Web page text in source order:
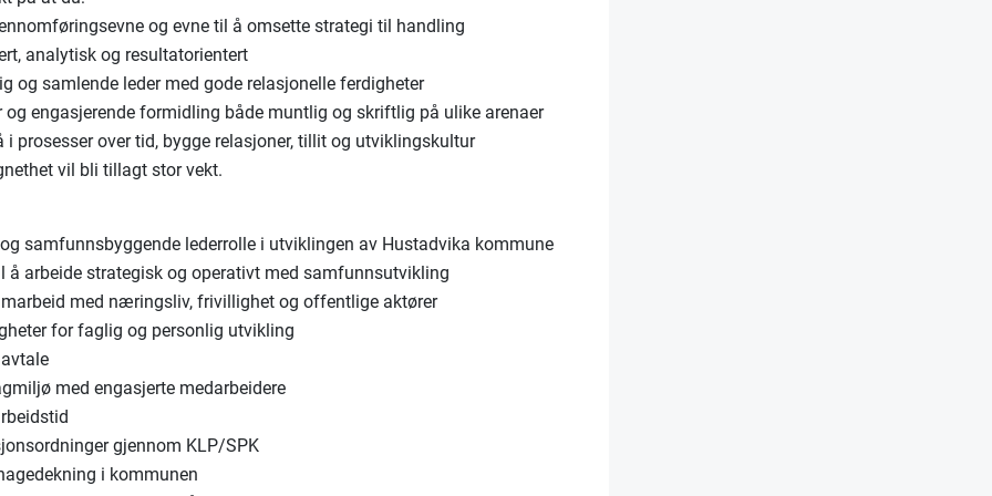
og evne til å omsette strategi til handling
analytisk og resultatorientert
og samlende leder med gode relasjonelle ferdigheter
og engasjerende formidling både muntlig og skriftlig på ulike arenaer
i prosesser over tid, bygge relasjoner, tillit og utviklingskultur
vil bli tillagt stor vekt.
og samfunnsbyggende lederrolle i utviklingen av Hustadvika kommune
å arbeide strategisk og operativt med samfunnsutvikling
med næringsliv, frivillighet og offentlige aktører
for faglig og personlig utvikling
med engasjerte medarbeidere
gjennom KLP/SPK
i kommunen